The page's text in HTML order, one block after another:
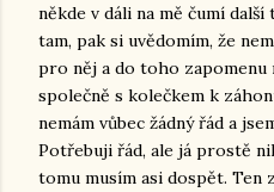
někde v dáli na mě čumí
tam, pak si uvědomím, že
pro něj a do toho zapomenu
společně s kolečkem k
nemám vůbec žádný řád a
Potřebuji řád, ale já prostě
tomu musím asi dospět. Ten